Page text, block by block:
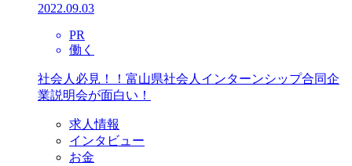
2022.09.03
PR
働く
社会人必見！！富山県社会人インターンシップ合同企
業説明会が面白い！
求人情報
インタビュー
お金